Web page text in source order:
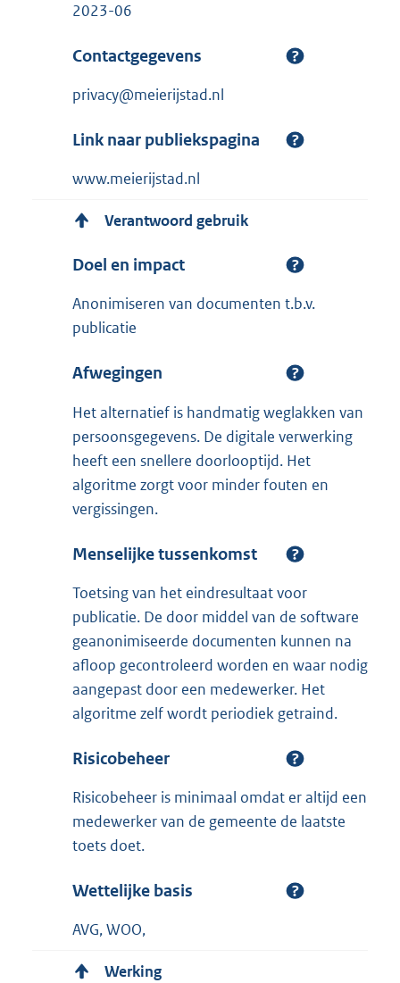
2023-06
Contactgegevens
privacy@meierijstad.nl
Link naar publiekspagina
www.meierijstad.nl
Verantwoord gebruik
Doel en impact
Anonimiseren van documenten t.b.v.
publicatie
Afwegingen
Het alternatief is handmatig weglakken van
persoonsgegevens. De digitale verwerking
heeft een snellere doorlooptijd. Het
algoritme zorgt voor minder fouten en
vergissingen.
Menselijke tussenkomst
Toetsing van het eindresultaat voor
publicatie. De door middel van de software
geanonimiseerde documenten kunnen na
afloop gecontroleerd worden en waar nodig
aangepast door een medewerker. Het
algoritme zelf wordt periodiek getraind.
Risicobeheer
Risicobeheer is minimaal omdat er altijd een
medewerker van de gemeente de laatste
toets doet.
Wettelijke basis
AVG, WOO,
Werking